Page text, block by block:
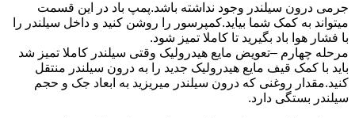
جرمی درون سیلندر وجود نداشته باشد.پمپ باد در این قسمت
میتواند به کمک شما بیاید.کمپرسور را روشن کنید و داخل سیلندر را
با فشار هوا باد بگیرید تا کاملا تمیز شود.
مرحله چهارم –تعویض مایع هیدرولیک وقتی سیلندر کاملا تمیز شد
باید با کمک قیف مایع هیدرولیک جدید را به درون سیلندر منتقل
کنید.مقدار روغنی که درون سیلندر میریزید به ابعاد جک و حجم
سیلندر بستگی دارد.